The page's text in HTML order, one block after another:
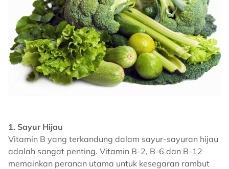
1. Sayur Hijau
Vitamin B yang terkandung dalam sayur-sayuran hijau
adalah sangat penting. Vitamin B-2, B-6 dan B-12
memainkan peranan utama untuk kesegaran rambut